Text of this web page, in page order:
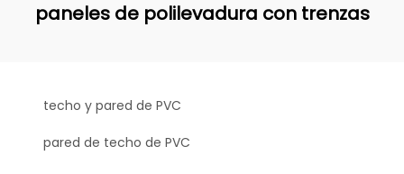
paneles de polilevadura con trenzas
techo y pared de PVC
pared de techo de PVC